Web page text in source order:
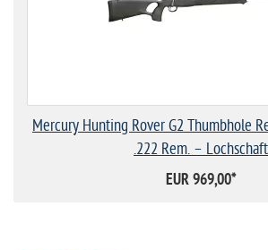
Mercury Hunting Rover G2 Thumbhole
.222 Rem. – Lochschaft
EUR 969,00*